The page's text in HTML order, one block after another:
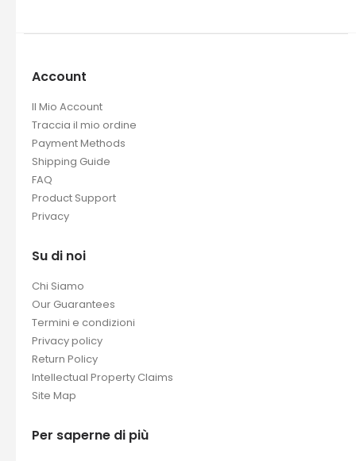
Account
Il Mio Account
Traccia il mio ordine
Payment Methods
Shipping Guide
FAQ
Product Support
Privacy
Su di noi
Chi Siamo
Our Guarantees
Termini e condizioni
Privacy policy
Return Policy
Intellectual Property Claims
Site Map
Per saperne di più